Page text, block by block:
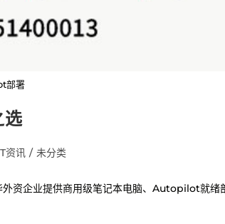
部署
选
资讯 / 未分类
资企业提供商用级笔记本电脑、Autopilot就绪